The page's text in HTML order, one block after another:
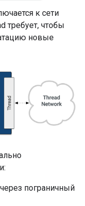
к сети
требует, чтобы
новые
пограничный